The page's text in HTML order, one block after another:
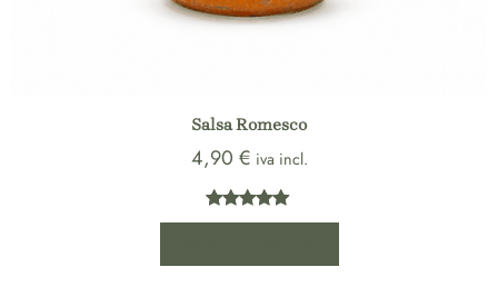
Salsa Romesco
4,90 € iva incl.
Valorado
de 5 en
1